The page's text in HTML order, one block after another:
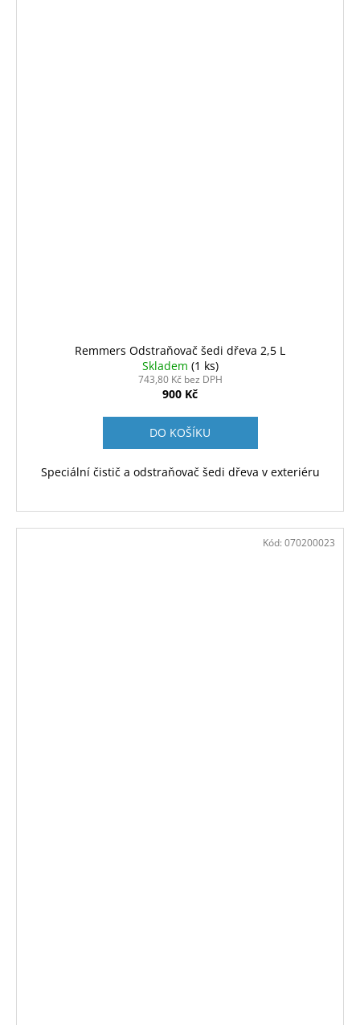
Remmers Odstraňovač šedi dřeva 2,5 L
Skladem (1 ks)
743,80 Kč bez DPH
900 Kč
DO KOŠÍKU
Speciální čistič a odstraňovač šedi dřeva v exteriéru
Kód: 070200023